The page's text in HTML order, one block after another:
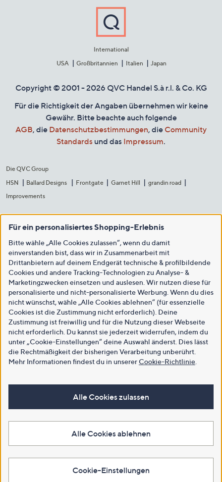
International
USA
Großbritannien Italien Japan
Copyright © 2001 - 2026 QVC Handel S.à r.l. & Co. KG
Für die Richtigkeit der Angaben übernehmen wir keine
Gewähr. Bitte beachte auch folgende
AGB, die Datenschutzbestimmungen, die Community
Standards und das Impressum.
Die QVC Group
HSN
Ballard Designs Frontgate Garnet Hill
grandin road
Improvements
Für ein personalisiertes Shopping-Erlebnis
Bitte wähle „Alle Cookies zulassen“, wenn du damit
einverstanden bist, dass wir in Zusammenarbeit mit
Drittanbietern auf deinem Endgerät technische & profilbildende
Cookies und andere Tracking-Technologien zu Analyse- &
Marketingzwecken einsetzen und auslesen. Wir nutzen diese für
personalisierte und nicht-personalisierte Werbung. Wenn du dies
nicht wünschst, wähle „Alle Cookies ablehnen“ (für essenzielle
Cookies ist die Zustimmung nicht erforderlich). Deine
Zustimmung ist freiwillig und für die Nutzung dieser Webseite
nicht erforderlich. Du kannst sie jederzeit widerrufen, indem du
unter „Cookie-Einstellungen“ deine Auswahl änderst. Dies lässt
die Rechtmäßigkeit der bisherigen Verarbeitung unberührt.
Mehr Informationen findest du in unsererCookie-Richtlinie
Alle Cookies zulassen
Alle Cookies ablehnen
Cookie-Einstellungen